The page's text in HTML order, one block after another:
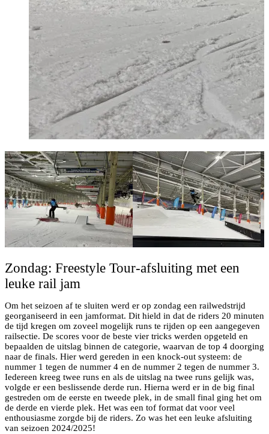
Zondag: Freestyle Tour-afsluiting met een
leuke rail jam
Om het seizoen af te sluiten werd er op zondag een railwedstrijd
georganiseerd in een jamformat. Dit hield in dat de riders 20 minuten
de tijd kregen om zoveel mogelijk runs te rijden op een aangegeven
railsectie. De scores voor de beste vier tricks werden opgeteld en
bepaalden de uitslag binnen de categorie, waarvan de top 4 doorging
naar de finals. Hier werd gereden in een knock-out systeem: de
nummer 1 tegen de nummer 4 en de nummer 2 tegen de nummer 3.
Iedereen kreeg twee runs en als de uitslag na twee runs gelijk was,
volgde er een beslissende derde run. Hierna werd er in de big final
gestreden om de eerste en tweede plek, in de small final ging het om
de derde en vierde plek. Het was een tof format dat voor veel
enthousiasme zorgde bij de riders. Zo was het een leuke afsluiting
van seizoen 2024/2025!